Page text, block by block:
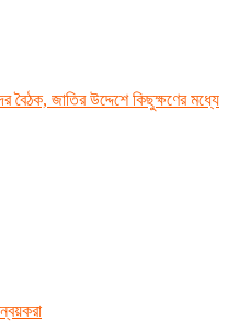
জাতির উদ্দেশে কিছুক্ষণের মধ্যে